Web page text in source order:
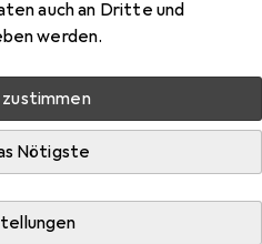
auch an Dritte und
werden.
Nötigste
82 mm
HD Black Mist 1/4 K&F
Objektivfilter Zubehör.